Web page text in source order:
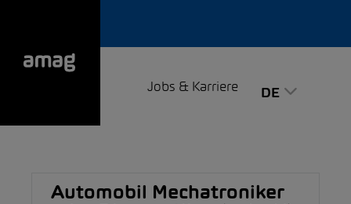
DE
Jobs & Karriere
Automobil Mechatroniker